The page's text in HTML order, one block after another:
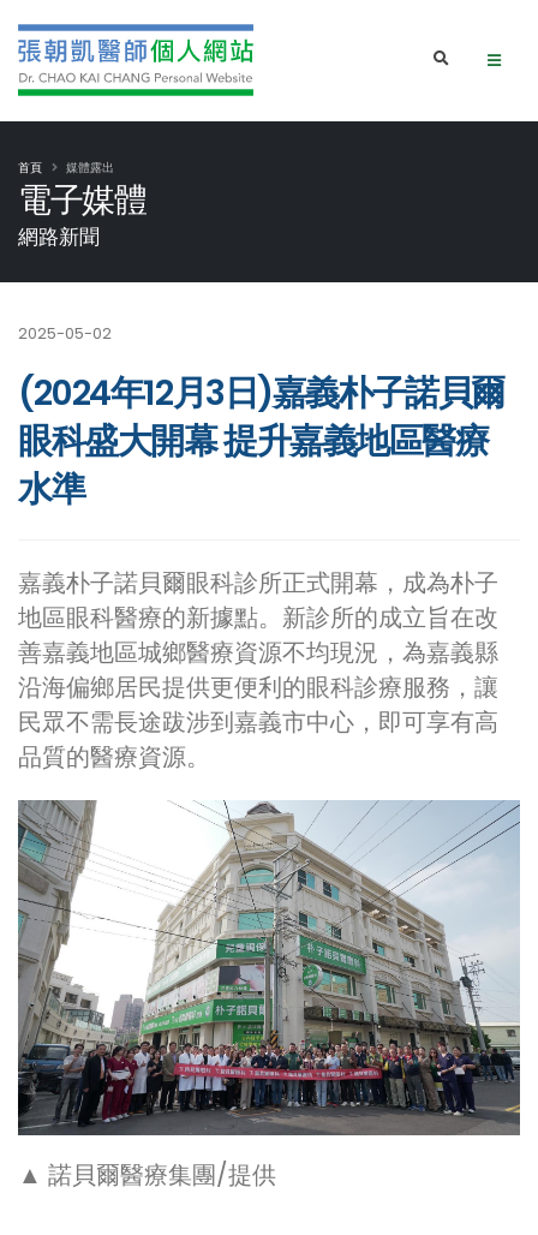
電子媒體
網路新聞
首頁 媒體露出
2025-05-02
(2024年12月3日)嘉義朴子諾貝爾
眼科盛大開幕 提升嘉義地區醫療
水準
嘉義朴子諾貝爾眼科診所正式開幕，成為朴子
地區眼科醫療的新據點。新診所的成立旨在改
善嘉義地區城鄉醫療資源不均現況，為嘉義縣
沿海偏鄉居民提供更便利的眼科診療服務，讓
民眾不需長途跋涉到嘉義市中心，即可享有高
品質的醫療資源。
▲ 諾貝爾醫療集團/提供